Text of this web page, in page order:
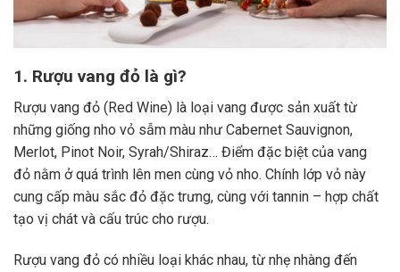
1. Rượu vang đỏ là gì?
Rượu vang đỏ (Red Wine) là loại vang được sản xuất từ
những giống nho vỏ sẫm màu như Cabernet Sauvignon,
Merlot, Pinot Noir, Syrah/Shiraz… Điểm đặc biệt của vang
đỏ nằm ở quá trình lên men cùng vỏ nho. Chính lớp vỏ này
cung cấp màu sắc đỏ đặc trưng, cùng với tannin – hợp chất
tạo vị chát và cấu trúc cho rượu.
Rượu vang đỏ có nhiều loại khác nhau, từ nhẹ nhàng đến